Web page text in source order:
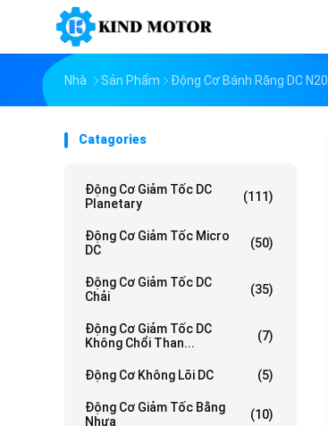
Nhà Sản Phẩm Động Cơ Bánh Răng DC N20
Catagories
Động Cơ Giảm Tốc DC
Planetary
(111)
Động Cơ Giảm Tốc Micro
DC
(50)
Động Cơ Giảm Tốc DC
Chải
(35)
Động Cơ Giảm Tốc DC
Không Chổi Than...
(7)
Động Cơ Không Lõi DC (5)
Động Cơ Giảm Tốc Bằng
Nhựa
(10)